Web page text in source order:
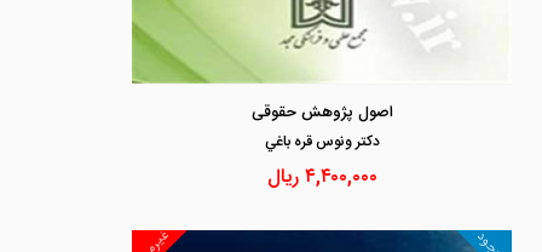
اصول پژوهش حقوقی
دكتر ونوس قره باغي
۴,۴۰۰,۰۰۰ریال